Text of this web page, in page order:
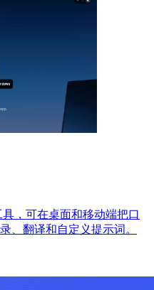
具，可在桌面和移动端把口
、翻译和自定义提示词。